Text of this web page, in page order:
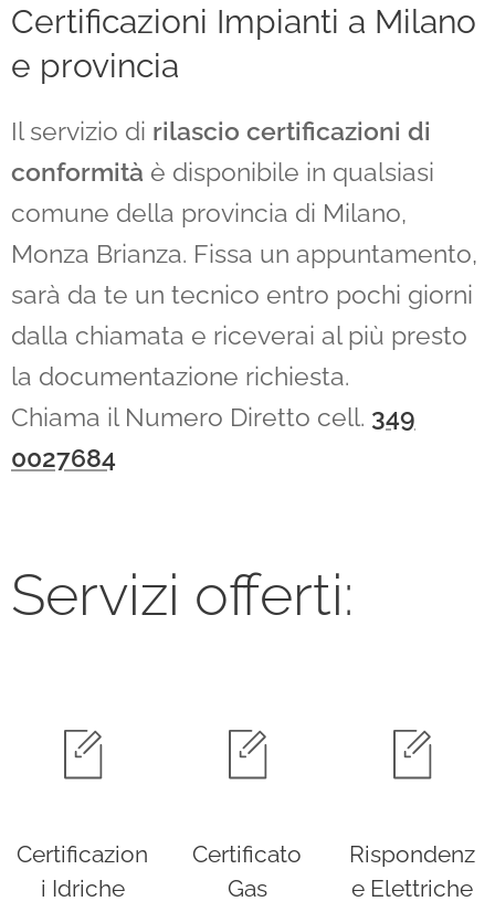
Certificazioni Impianti a Milano
e provincia
Il servizio di rilascio certificazioni di
conformità è disponibile in qualsiasi
comune della provincia di Milano,
Monza Brianza. Fissa un appuntamento,
sarà da te un tecnico entro pochi giorni
dalla chiamata e riceverai al più presto
la documentazione richiesta.
Chiama il Numero Diretto cell. 349
0027684
Servizi offerti:
Certificazion
i Idriche
Certificato
Gas
Rispondenz
e Elettriche